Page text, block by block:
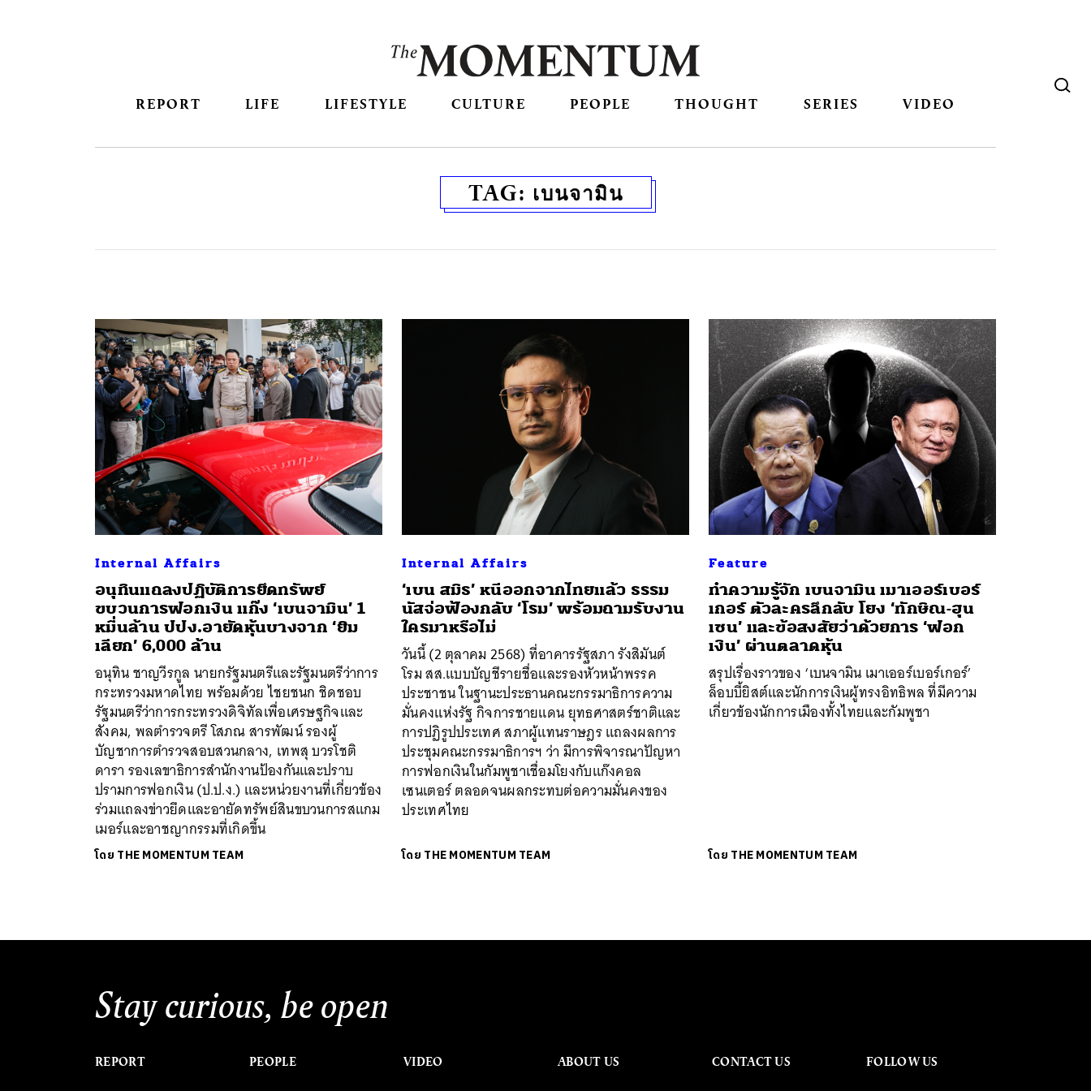
REPORT LIFE LIFESTYLE CULTURE PEOPLE THOUGHT SERIES VIDEO
TAG: เบนจามิน
Internal Affairs
อนุทินแถลงปฏิบัติการยึดทรัพย์
ขบวนการฟอกเงิน แก๊ง ‘เบนจามิน’ 1
หมื่นล้าน ปปง.อายัดหุ้นบางจาก ‘ยิม
เลียก’ 6,000 ล้าน
อนุทิน ชาญวีรกูล นายกรัฐมนตรีและรัฐมนตรีว่าการ
กระทรวงมหาดไทย พร้อมด้วย ไชยชนก ชิดชอบ
รัฐมนตรีว่าการกระทรวงดิจิทัลเพื่อเศรษฐกิจและ
สังคม, พลตำรวจตรี โสภณ สารพัฒน์ รองผู้
บัญชาการตำรวจสอบสวนกลาง, เทพสุ บวรโชติ
ดารา รองเลขาธิการสำนักงานป้องกันและปราบ
ปรามการฟอกเงิน (ป.ป.ง.) และหน่วยงานที่เกี่ยวข้อง
ร่วมแถลงข่าวยึดและอายัดทรัพย์สินขบวนการสแกม
เมอร์และอาชญากรรมที่เกิดขึ้น
โดย THE MOMENTUM TEAM
Internal Affairs
‘เบน สมิธ’ หนีออกจากไทยแล้ว ธรรม
นัสจ่อฟ้องกลับ ‘โรม’ พร้อมถามรับงาน
ใครมาหรือไม่
วันนี้ (2 ตุลาคม 2568) ที่อาคารรัฐสภา รังสิมันต์
โรม สส.แบบบัญชีรายชื่อและรองหัวหน้าพรรค
ประชาชน ในฐานะประธานคณะกรรมาธิการความ
มั่นคงแห่งรัฐ กิจการชายแดน ยุทธศาสตร์ชาติและ
การปฏิรูปประเทศ สภาผู้แทนราษฎร แถลงผลการ
ประชุมคณะกรรมาธิการฯ ว่า มีการพิจารณาปัญหา
การฟอกเงินในกัมพูชาเชื่อมโยงกับแก๊งคอล
เซนเตอร์ ตลอดจนผลกระทบต่อความมั่นคงของ
ประเทศไทย
โดย THE MOMENTUM TEAM
Feature
ทำความรู้จัก เบนจามิน เมาเออร์เบอร์
เกอร์ ตัวละครลึกลับ โยง ‘ทักษิณ-ฮุน
เซน’ และข้อสงสัยว่าด้วยการ ‘ฟอก
เงิน’ ผ่านตลาดหุ้น
สรุปเรื่องราวของ ‘เบนจามิน เมาเออร์เบอร์เกอร์’
ล็อบบี้ยิสต์และนักการเงินผู้ทรงอิทธิพล ที่มีความ
เกี่ยวข้องนักการเมืองทั้งไทยและกัมพูชา
โดย THE MOMENTUM TEAM
Stay curious, be open
REPORT PEOPLE VIDEO ABOUT US CONTACT US FOLLOW US
ค้นหา
SHARE TWEET LINE EMAIL